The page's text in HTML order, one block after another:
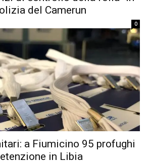
del Camerun
0
a Fiumicino 95 profughi
in Libia